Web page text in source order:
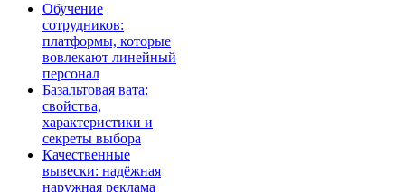
Обучение
сотрудников:
платформы, которые
вовлекают линейный
персонал
Базальтовая вата:
свойства,
характеристики и
секреты выбора
Качественные
вывески: надёжная
наружная реклама